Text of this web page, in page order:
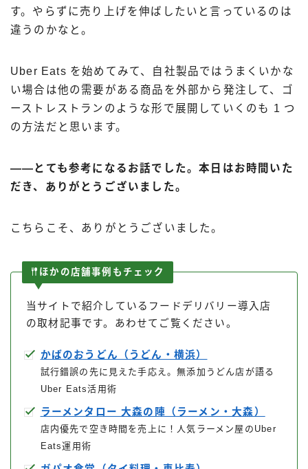
す。やらずに売り上げを伸ばしたいと言っているのは
違うのかなと。
Uber Eats を始めてみて、自社製品ではうまくいかな
い場合は他の需要がある商品を外部から発注して、ゴ
ーストレストランのような形で展開していくのも 1 つ
の方法だと思います。
――とても参考になるお話でした。本日はお時間いた
だき、ありがとうございました。
こちらこそ、ありがとうございました。
ほかの店舗事例もチェック
当サイトで紹介しているフードデリバリー導入店
の取材記事です。あわせてご覧ください。
かばのおうどん（うどん・横浜）
試行錯誤の先に見えた手応え。無添加うどん店が語る
Uber Eats活用術
ラーメンタロー 大森の陣（ラーメン・大森）
店内優先で空き時間を売上に！人気ラーメン屋のUber
Eats運用術